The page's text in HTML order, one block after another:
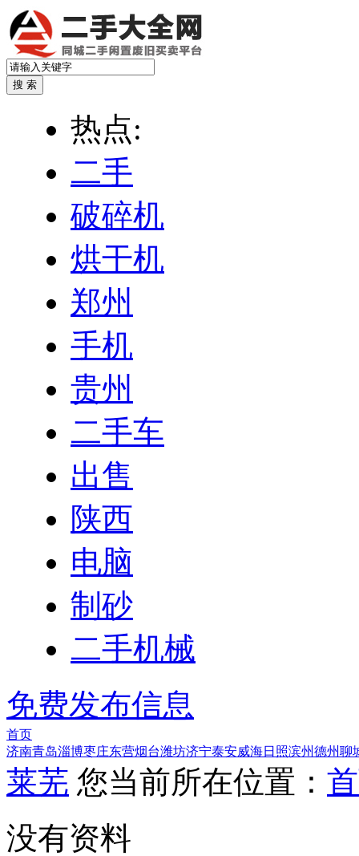
热点:
二手
破碎机
烘干机
郑州
手机
贵州
二手车
出售
陕西
电脑
制砂
二手机械
免费发布信息
首页
济南青岛淄博枣庄东营烟台潍坊济宁泰安威海日照滨州德州聊
莱芜 您当前所在位置：
没有资料